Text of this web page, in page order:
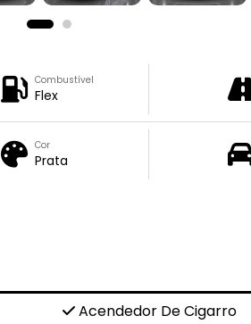
Combustível
Flex
Cor
Prata
Acendedor De Cigarro